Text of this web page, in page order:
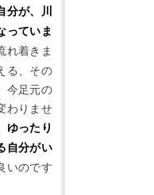
分が、川
っていま
れ着きま
る、その
今足元の
わりませ
ゆったり
自分がい
いのです